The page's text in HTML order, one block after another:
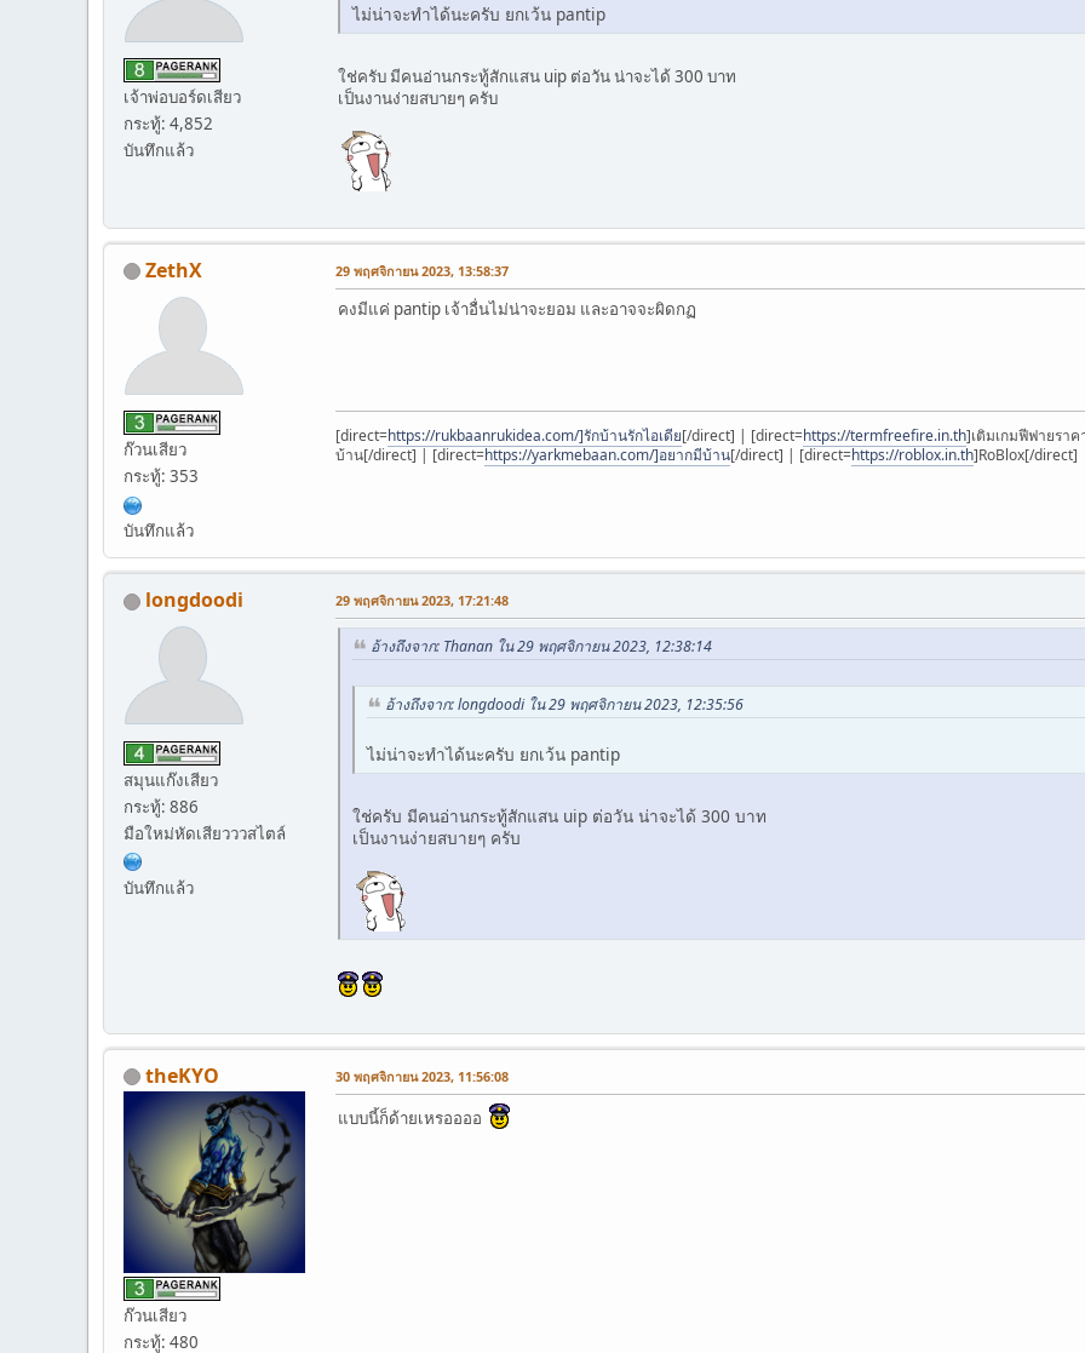
เจ้าพ่อบอร์ดเสียว
กระทู้: 4,852
บันทึกแล้ว
ไม่น่าจะทำได้นะครับ ยกเว้น pantip
ใช่ครับ มีคนอ่านกระทู้สักแสน uip ต่อวัน น่าจะได้ 300 บาท
เป็นงานง่ายสบายๆ ครับ
ZethX
ก๊วนเสียว
กระทู้: 353
บันทึกแล้ว
29 พฤศจิกายน 2023, 13:58:37
คงมีแค่ pantip เจ้าอื่นไม่น่าจะยอม และอาจจะผิดกฏ
[direct=https://rukbaanrukidea.com/]รักบ้านรักไอเดีย[/direct] | [direct=https://termfreefire.in.th]เติมเกมฟีฟายรา
บ้าน[/direct] | [direct=https://yarkmebaan.com/]อยากมีบ้าน[/direct] | [direct=https://roblox.in.th]RoBlox[/direct]
longdoodi
สมุนแก๊งเสียว
กระทู้: 886
มือใหม่หัดเสียวววสไตล์
บันทึกแล้ว
29 พฤศจิกายน 2023, 17:21:48
อ้างถึงจาก: Thanan ใน 29 พฤศจิกายน 2023, 12:38:14
อ้างถึงจาก: longdoodi ใน 29 พฤศจิกายน 2023, 12:35:56
ไม่น่าจะทำได้นะครับ ยกเว้น pantip
ใช่ครับ มีคนอ่านกระทู้สักแสน uip ต่อวัน น่าจะได้ 300 บาท
เป็นงานง่ายสบายๆ ครับ
theKYO
ก๊วนเสียว
กระทู้: 480
30 พฤศจิกายน 2023, 11:56:08
แบบนี้ก็ด้ายเหรออออ